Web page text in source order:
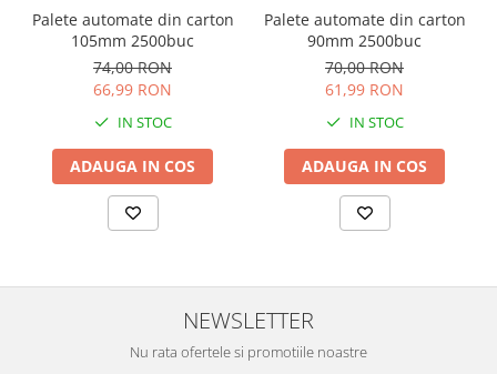
Palete automate din carton
105mm 2500buc
74,00 RON
66,99 RON
IN STOC
ADAUGA IN COS
Palete automate din carton
90mm 2500buc
70,00 RON
61,99 RON
IN STOC
ADAUGA IN COS
NEWSLETTER
Nu rata ofertele si promotiile noastre